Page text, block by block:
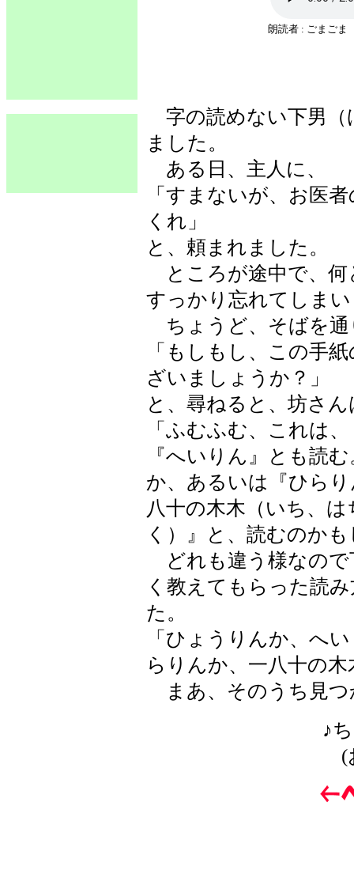
朗読者 : ごまご
字の読めない下男（
ました。
ある日、主人に、
「すまないが、お医
くれ」
と、頼まれました。
ところが途中で、何
すっかり忘れてしま
ちょうど、そばを通
「もしもし、この手
ざいましょうか？」
と、尋ねると、坊さん
「ふむふむ、これは
『へいりん』とも読
か、あるいは『ひら
八十の木木（いち、
く）』と、読むのか
どれも違う様なので
く教えてもらった読
た。
「ひょうりんか、へ
らりんか、一八十の
まあ、そのうち見つ
♪
(